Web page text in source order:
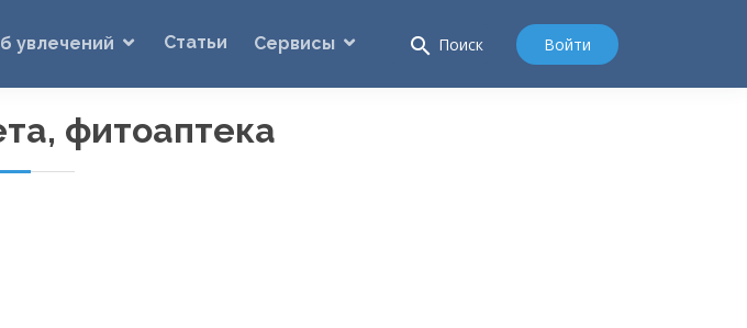
увлечений Статьи Сервисы search Поиск Войти
фитоаптека